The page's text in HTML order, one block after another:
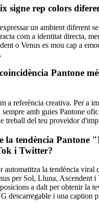
signe rep colors
un ambient diferent
com a identitat directa,
o Venus es mou cap a
Pantone
a referència creativa. Per a
amb guies Pantone
treball del teu proveïdor
la tendència Pantone
i Twitter?
automatitza la tendència viral
per Sol, Lluna, Ascendent i
a dalt per obtenir la
descarregable i una caption